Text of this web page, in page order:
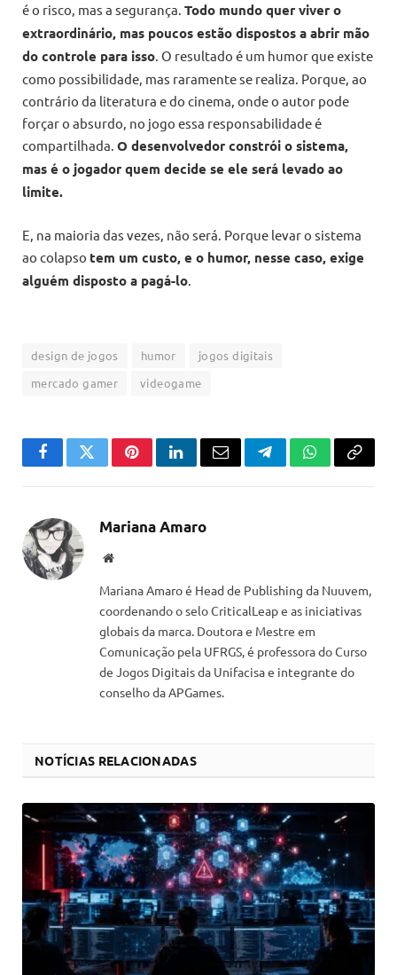
é o risco, mas a segurança. Todo mundo quer viver o
extraordinário, mas poucos estão dispostos a abrir mão
do controle para isso. O resultado é um humor que existe
como possibilidade, mas raramente se realiza. Porque, ao
contrário da literatura e do cinema, onde o autor pode
forçar o absurdo, no jogo essa responsabilidade é
compartilhada. O desenvolvedor constrói o sistema,
mas é o jogador quem decide se ele será levado ao
limite.
E, na maioria das vezes, não será. Porque levar o sistema
ao colapso tem um custo, e o humor, nesse caso, exige
alguém disposto a pagá-lo.
design de jogos humor
jogos digitais
mercado gamer
videogame
FacebookTwitterPinterestLinkedInEmail TelegramWhatsApp
Copiar
Mariana Amaro
Website
Mariana Amaro é Head de Publishing da Nuuvem,
coordenando o selo CriticalLeap e as iniciativas
globais da marca. Doutora e Mestre em
Comunicação pela UFRGS, é professora do Curso
de Jogos Digitais da Unifacisa e integrante do
conselho da APGames.
NOTÍCIAS RELACIONADAS